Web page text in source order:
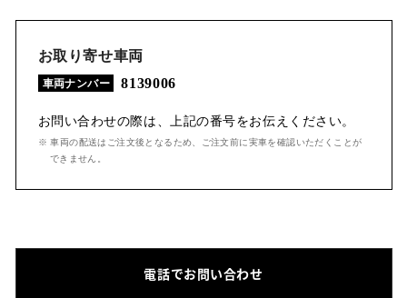
お取り寄せ車両
車両ナンバー 8139006
お問い合わせの際は、上記の番号をお伝えください。
※ 車両の配送はご注文後となるため、ご注文前に実車を確認いただくことが
できません。
電話でお問い合わせ